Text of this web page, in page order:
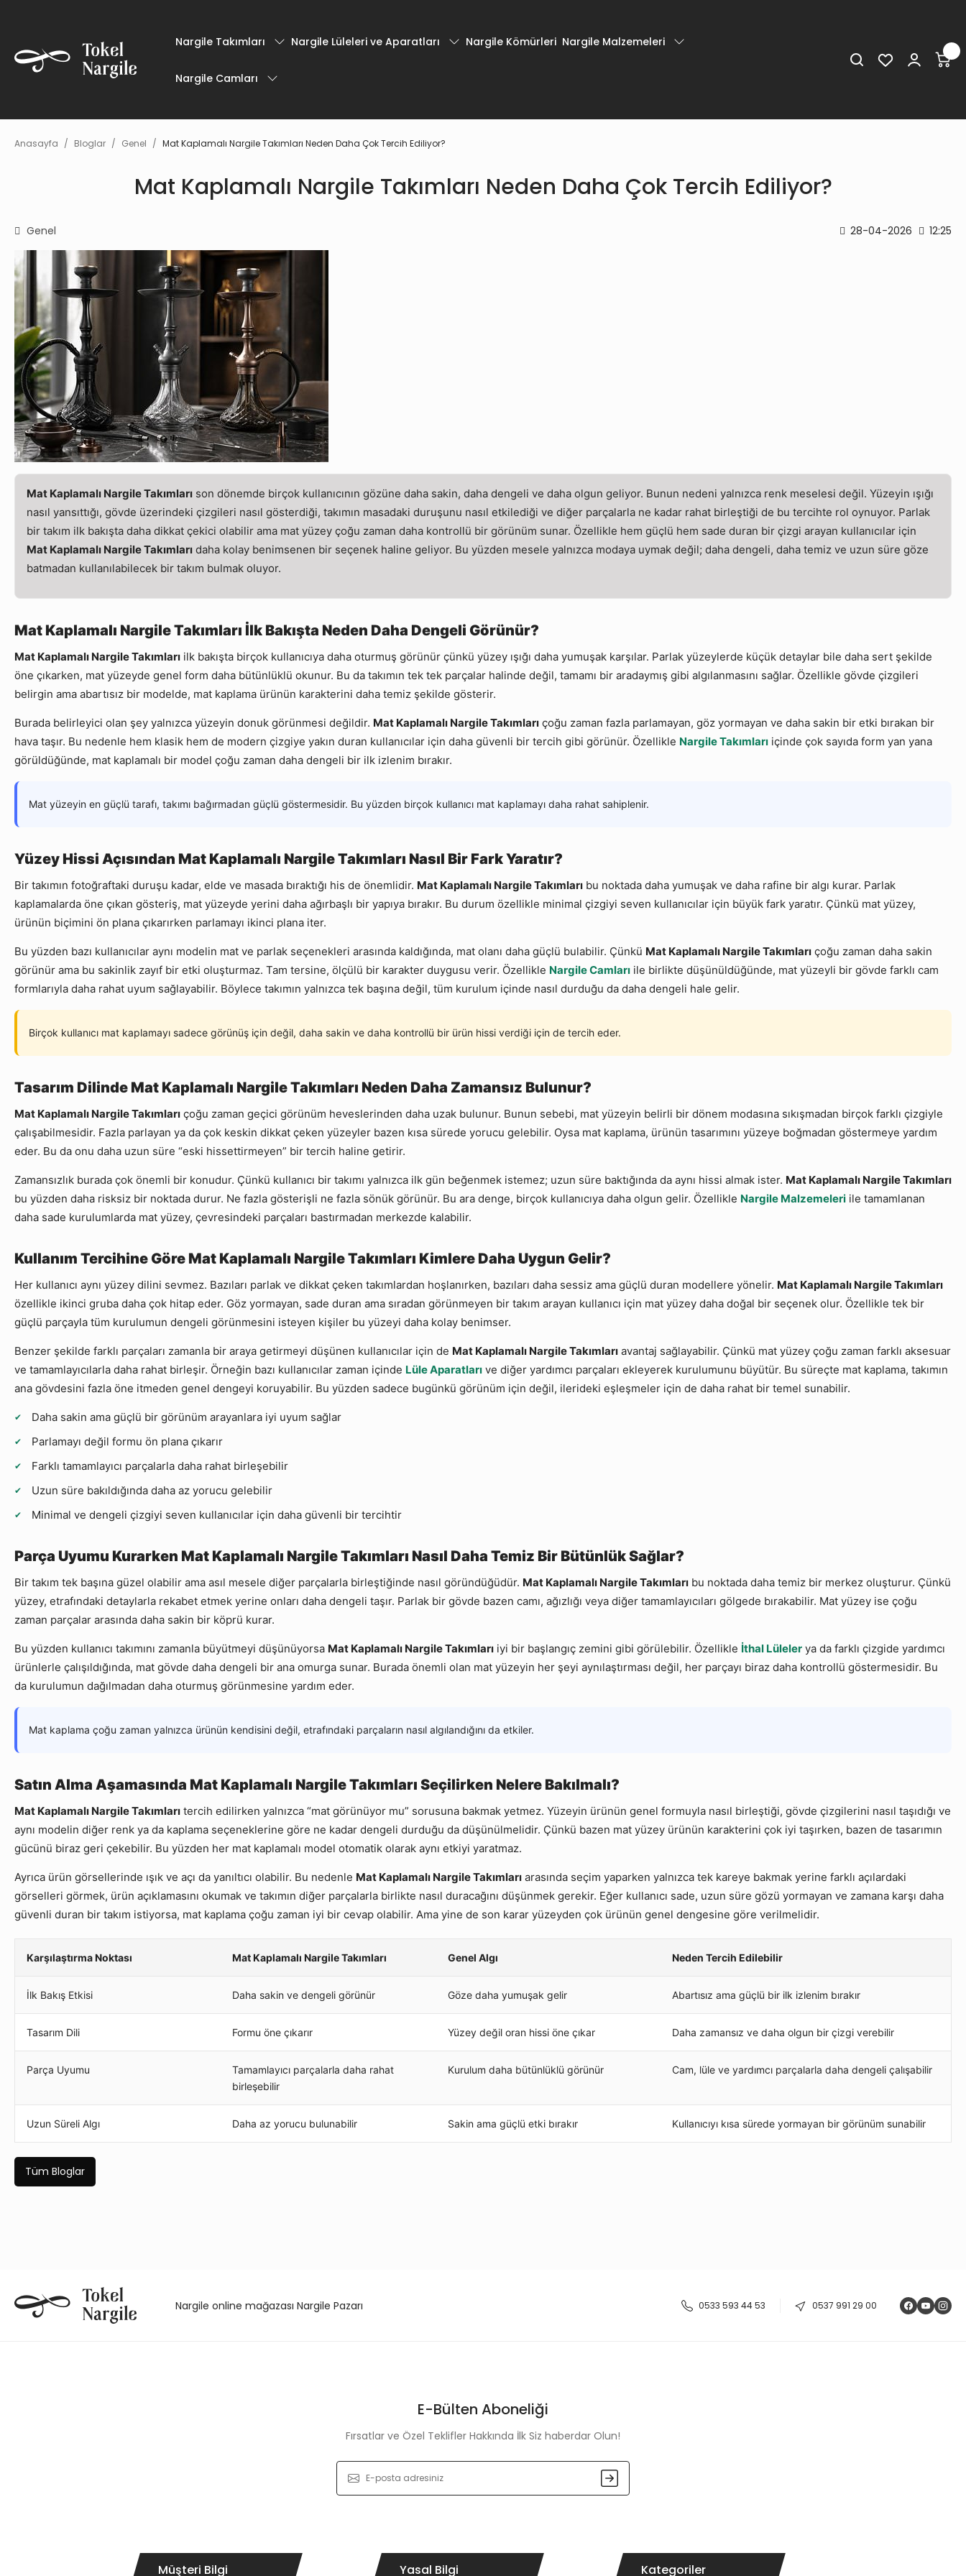
Nargile Takımları Nargile Lüleleri ve Aparatları Nargile Kömürleri Nargile Malzemeleri
Nargile Camları
Anasayfa Bloglar Genel Mat Kaplamalı Nargile Takımları Neden Daha Çok Tercih Ediliyor?
Mat Kaplamalı Nargile Takımları Neden Daha Çok Tercih Ediliyor?
Genel 28-04-2026 12:25
Mat Kaplamalı Nargile Takımları son dönemde birçok kullanıcının gözüne daha sakin, daha dengeli ve daha olgun geliyor. Bunun nedeni yalnızca renk meselesi değil. Yüzeyin ışığı
nasıl yansıttığı, gövde üzerindeki çizgileri nasıl gösterdiği, takımın masadaki duruşunu nasıl etkilediği ve diğer parçalarla ne kadar rahat birleştiği de bu tercihte rol oynuyor. Parlak
bir takım ilk bakışta daha dikkat çekici olabilir ama mat yüzey çoğu zaman daha kontrollü bir görünüm sunar. Özellikle hem güçlü hem sade duran bir çizgi arayan kullanıcılar için
Mat Kaplamalı Nargile Takımları daha kolay benimsenen bir seçenek haline geliyor. Bu yüzden mesele yalnızca modaya uymak değil; daha dengeli, daha temiz ve uzun süre göze
batmadan kullanılabilecek bir takım bulmak oluyor.
Mat Kaplamalı Nargile Takımları İlk Bakışta Neden Daha Dengeli Görünür?
Mat Kaplamalı Nargile Takımları ilk bakışta birçok kullanıcıya daha oturmuş görünür çünkü yüzey ışığı daha yumuşak karşılar. Parlak yüzeylerde küçük detaylar bile daha sert şekilde
öne çıkarken, mat yüzeyde genel form daha bütünlüklü okunur. Bu da takımın tek tek parçalar halinde değil, tamamı bir aradaymış gibi algılanmasını sağlar. Özellikle gövde çizgileri
belirgin ama abartısız bir modelde, mat kaplama ürünün karakterini daha temiz şekilde gösterir.
Burada belirleyici olan şey yalnızca yüzeyin donuk görünmesi değildir. Mat Kaplamalı Nargile Takımları çoğu zaman fazla parlamayan, göz yormayan ve daha sakin bir etki bırakan bir
hava taşır. Bu nedenle hem klasik hem de modern çizgiye yakın duran kullanıcılar için daha güvenli bir tercih gibi görünür. Özellikle Nargile Takımları içinde çok sayıda form yan yana
görüldüğünde, mat kaplamalı bir model çoğu zaman daha dengeli bir ilk izlenim bırakır.
Mat yüzeyin en güçlü tarafı, takımı bağırmadan güçlü göstermesidir. Bu yüzden birçok kullanıcı mat kaplamayı daha rahat sahiplenir.
Yüzey Hissi Açısından Mat Kaplamalı Nargile Takımları Nasıl Bir Fark Yaratır?
Bir takımın fotoğraftaki duruşu kadar, elde ve masada bıraktığı his de önemlidir. Mat Kaplamalı Nargile Takımları bu noktada daha yumuşak ve daha rafine bir algı kurar. Parlak
kaplamalarda öne çıkan gösteriş, mat yüzeyde yerini daha ağırbaşlı bir yapıya bırakır. Bu durum özellikle minimal çizgiyi seven kullanıcılar için büyük fark yaratır. Çünkü mat yüzey,
ürünün biçimini ön plana çıkarırken parlamayı ikinci plana iter.
Bu yüzden bazı kullanıcılar aynı modelin mat ve parlak seçenekleri arasında kaldığında, mat olanı daha güçlü bulabilir. Çünkü Mat Kaplamalı Nargile Takımları çoğu zaman daha sakin
görünür ama bu sakinlik zayıf bir etki oluşturmaz. Tam tersine, ölçülü bir karakter duygusu verir. Özellikle Nargile Camları ile birlikte düşünüldüğünde, mat yüzeyli bir gövde farklı cam
formlarıyla daha rahat uyum sağlayabilir. Böylece takımın yalnızca tek başına değil, tüm kurulum içinde nasıl durduğu da daha dengeli hale gelir.
Birçok kullanıcı mat kaplamayı sadece görünüş için değil, daha sakin ve daha kontrollü bir ürün hissi verdiği için de tercih eder.
Tasarım Dilinde Mat Kaplamalı Nargile Takımları Neden Daha Zamansız Bulunur?
Mat Kaplamalı Nargile Takımları çoğu zaman geçici görünüm heveslerinden daha uzak bulunur. Bunun sebebi, mat yüzeyin belirli bir dönem modasına sıkışmadan birçok farklı çizgiyle
çalışabilmesidir. Fazla parlayan ya da çok keskin dikkat çeken yüzeyler bazen kısa sürede yorucu gelebilir. Oysa mat kaplama, ürünün tasarımını yüzeye boğmadan göstermeye yardım
eder. Bu da onu daha uzun süre “eski hissettirmeyen” bir tercih haline getirir.
Zamansızlık burada çok önemli bir konudur. Çünkü kullanıcı bir takımı yalnızca ilk gün beğenmek istemez; uzun süre baktığında da aynı hissi almak ister. Mat Kaplamalı Nargile Takımları
bu yüzden daha risksiz bir noktada durur. Ne fazla gösterişli ne fazla sönük görünür. Bu ara denge, birçok kullanıcıya daha olgun gelir. Özellikle Nargile Malzemeleri ile tamamlanan
daha sade kurulumlarda mat yüzey, çevresindeki parçaları bastırmadan merkezde kalabilir.
Kullanım Tercihine Göre Mat Kaplamalı Nargile Takımları Kimlere Daha Uygun Gelir?
Her kullanıcı aynı yüzey dilini sevmez. Bazıları parlak ve dikkat çeken takımlardan hoşlanırken, bazıları daha sessiz ama güçlü duran modellere yönelir. Mat Kaplamalı Nargile Takımları
özellikle ikinci gruba daha çok hitap eder. Göz yormayan, sade duran ama sıradan görünmeyen bir takım arayan kullanıcı için mat yüzey daha doğal bir seçenek olur. Özellikle tek bir
güçlü parçayla tüm kurulumun dengeli görünmesini isteyen kişiler bu yüzeyi daha kolay benimser.
Benzer şekilde farklı parçaları zamanla bir araya getirmeyi düşünen kullanıcılar için de Mat Kaplamalı Nargile Takımları avantaj sağlayabilir. Çünkü mat yüzey çoğu zaman farklı aksesuar
ve tamamlayıcılarla daha rahat birleşir. Örneğin bazı kullanıcılar zaman içinde Lüle Aparatları ve diğer yardımcı parçaları ekleyerek kurulumunu büyütür. Bu süreçte mat kaplama, takımın
ana gövdesini fazla öne itmeden genel dengeyi koruyabilir. Bu yüzden sadece bugünkü görünüm için değil, ilerideki eşleşmeler için de daha rahat bir temel sunabilir.
Daha sakin ama güçlü bir görünüm arayanlara iyi uyum sağlar
Parlamayı değil formu ön plana çıkarır
Farklı tamamlayıcı parçalarla daha rahat birleşebilir
Uzun süre bakıldığında daha az yorucu gelebilir
Minimal ve dengeli çizgiyi seven kullanıcılar için daha güvenli bir tercihtir
Parça Uyumu Kurarken Mat Kaplamalı Nargile Takımları Nasıl Daha Temiz Bir Bütünlük Sağlar?
Bir takım tek başına güzel olabilir ama asıl mesele diğer parçalarla birleştiğinde nasıl göründüğüdür. Mat Kaplamalı Nargile Takımları bu noktada daha temiz bir merkez oluşturur. Çünkü
yüzey, etrafındaki detaylarla rekabet etmek yerine onları daha dengeli taşır. Parlak bir gövde bazen camı, ağızlığı veya diğer tamamlayıcıları gölgede bırakabilir. Mat yüzey ise çoğu
zaman parçalar arasında daha sakin bir köprü kurar.
Bu yüzden kullanıcı takımını zamanla büyütmeyi düşünüyorsa Mat Kaplamalı Nargile Takımları iyi bir başlangıç zemini gibi görülebilir. Özellikle İthal Lüleler ya da farklı çizgide yardımcı
ürünlerle çalışıldığında, mat gövde daha dengeli bir ana omurga sunar. Burada önemli olan mat yüzeyin her şeyi aynılaştırması değil, her parçayı biraz daha kontrollü göstermesidir. Bu
da kurulumun dağılmadan daha oturmuş görünmesine yardım eder.
Mat kaplama çoğu zaman yalnızca ürünün kendisini değil, etrafındaki parçaların nasıl algılandığını da etkiler.
Satın Alma Aşamasında Mat Kaplamalı Nargile Takımları Seçilirken Nelere Bakılmalı?
Mat Kaplamalı Nargile Takımları tercih edilirken yalnızca “mat görünüyor mu” sorusuna bakmak yetmez. Yüzeyin ürünün genel formuyla nasıl birleştiği, gövde çizgilerini nasıl taşıdığı ve
aynı modelin diğer renk ya da kaplama seçeneklerine göre ne kadar dengeli durduğu da düşünülmelidir. Çünkü bazen mat yüzey ürünün karakterini çok iyi taşırken, bazen de tasarımın
gücünü biraz geri çekebilir. Bu yüzden her mat kaplamalı model otomatik olarak aynı etkiyi yaratmaz.
Ayrıca ürün görsellerinde ışık ve açı da yanıltıcı olabilir. Bu nedenle Mat Kaplamalı Nargile Takımları arasında seçim yaparken yalnızca tek kareye bakmak yerine farklı açılardaki
görselleri görmek, ürün açıklamasını okumak ve takımın diğer parçalarla birlikte nasıl duracağını düşünmek gerekir. Eğer kullanıcı sade, uzun süre gözü yormayan ve zamana karşı daha
güvenli duran bir takım istiyorsa, mat kaplama çoğu zaman iyi bir cevap olabilir. Ama yine de son karar yüzeyden çok ürünün genel dengesine göre verilmelidir.
Karşılaştırma Noktası Mat Kaplamalı Nargile Takımları Genel Algı Neden Tercih Edilebilir
İlk Bakış Etkisi Daha sakin ve dengeli görünür Göze daha yumuşak gelir Abartısız ama güçlü bir ilk izlenim bırakır
Tasarım Dili Formu öne çıkarır Yüzey değil oran hissi öne çıkar Daha zamansız ve daha olgun bir çizgi verebilir
Parça Uyumu
Tamamlayıcı parçalarla daha rahat
birleşebilir
Kurulum daha bütünlüklü görünür Cam, lüle ve yardımcı parçalarla daha dengeli çalışabilir
Uzun Süreli Algı Daha az yorucu bulunabilir Sakin ama güçlü etki bırakır Kullanıcıyı kısa sürede yormayan bir görünüm sunabilir
Tüm Bloglar
Nargile online mağazası Nargile Pazarı 0533 593 44 53 0537 991 29 00
E-Bülten Aboneliği
Fırsatlar ve Özel Teklifler Hakkında İlk Siz haberdar Olun!
Müşteri Bilgi Yasal Bilgi Kategoriler